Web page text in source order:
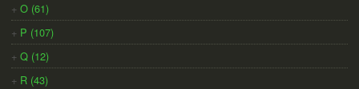
O (61)
P (107)
Q (12)
R (43)